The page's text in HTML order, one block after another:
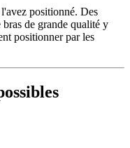
positionné. Des
de grande qualité y
positionner par les